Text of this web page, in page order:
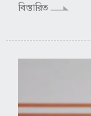
বিস্তারিত